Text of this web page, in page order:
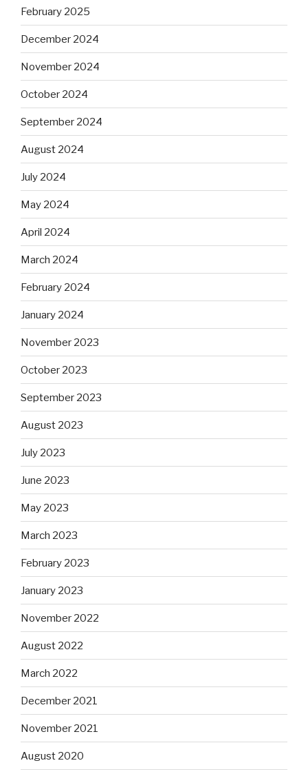
February 2025
December 2024
November 2024
October 2024
September 2024
August 2024
July 2024
May 2024
April 2024
March 2024
February 2024
January 2024
November 2023
October 2023
September 2023
August 2023
July 2023
June 2023
May 2023
March 2023
February 2023
January 2023
November 2022
August 2022
March 2022
December 2021
November 2021
August 2020